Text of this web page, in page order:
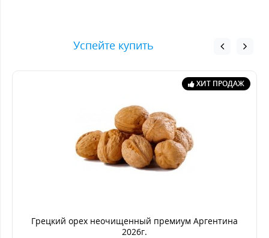
Успейте купить
ХИТ ПРОДАЖ
Грецкий орех неочищенный премиум Аргентина
2026г.